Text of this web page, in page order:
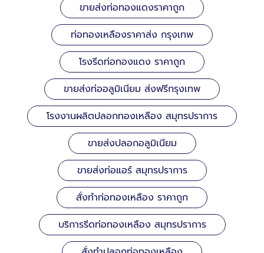
ขายส่งท่อทองแดงราคาถูก
ท่อทองเหลืองราคาส่ง กรุงเทพ
โรงรีดท่อทองแดง ราคาถูก
ขายส่งท่ออลูมิเนียม ส่งฟรีกรุงเทพ
โรงงานผลิตปลอกทองเหลือง สมุทรปราการ
ขายส่งปลอกอลูมิเนียม
ขายส่งท่อแอร์ สมุทรปราการ
สั่งทำท่อทองเหลือง ราคาถูก
บริการรีดท่อทองเหลือง สมุทรปราการ